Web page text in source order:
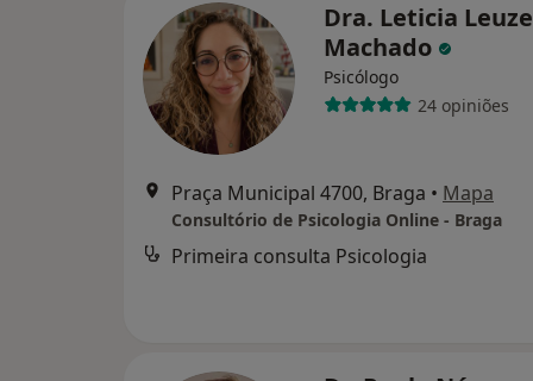
Dra. Leticia Leuze
Machado
Psicólogo
24 opiniões
Praça Municipal 4700, Braga • Mapa
Consultório de Psicologia Online - Braga
Primeira consulta Psicologia